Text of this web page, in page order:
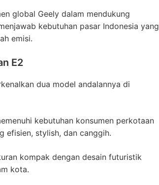
global Geely dalam mendukung
kebutuhan pasar Indonesia yang
emisi.
E2
dua model andalannya di
kebutuhan konsumen perkotaan
efisien, stylish, dan canggih.
kompak dengan desain futuristik
kota.